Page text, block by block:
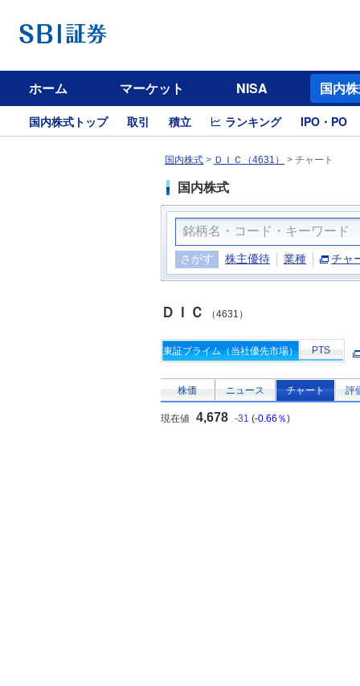
ホーム マーケット NISA 国内
国内株式トップ 取引 積立 ランキング IPO・PO
国内株式 > ＤＩＣ（4631） > チャート
国内株式
さがす 株主優待 業種 チャ
ＤＩＣ （4631）
東証プライム（当社優先市場） PTS
株価 ニュース チャート 評
現在値 4,678 -31 (-0.66％)